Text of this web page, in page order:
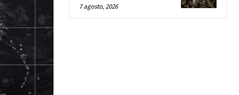
7 agosto, 2026